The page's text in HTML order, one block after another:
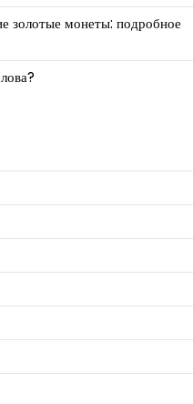
золотые монеты: подробное